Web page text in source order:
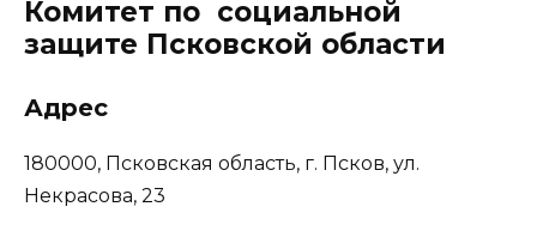
Комитет по социальной
защите Псковской области
Адрес
180000, Псковская область, г. Псков, ул.
Некрасова, 23